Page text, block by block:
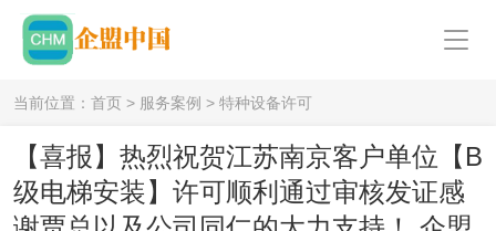
当前位置： 首页 > 服务案例 > 特种设备许可
【喜报】热烈祝贺江苏南京客户单位【B
级电梯安装】许可顺利通过审核发证感